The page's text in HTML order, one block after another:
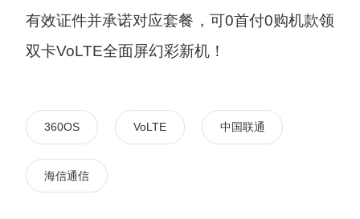
有效证件并承诺对应套餐，可0首付0购机款领
双卡VoLTE全面屏幻彩新机！
360OS VoLTE 中国联通
海信通信